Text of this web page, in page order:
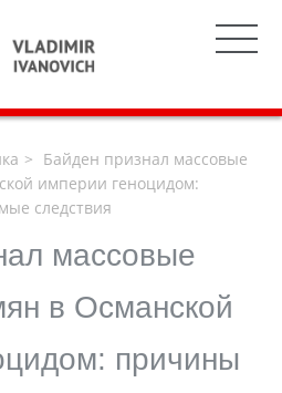
Байден признал массовые
империи геноцидом:
следствия
массовые
в Османской
причины